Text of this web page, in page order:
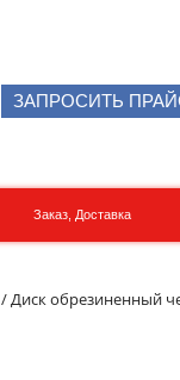
ЗАПРОСИТЬ
Заказ, Доставка
/ Диск обрезиненный